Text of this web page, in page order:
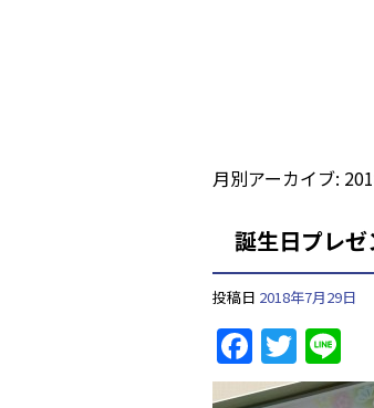
月別アーカイブ:
誕生日プレゼ
投稿日 2018年7月29日
F
a
T
w n